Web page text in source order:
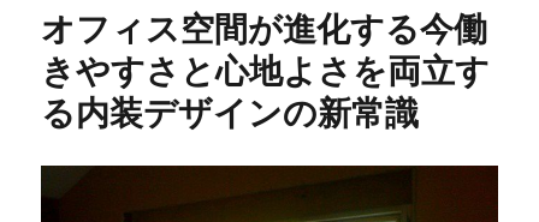
ー
オフィス空間が進化する今働
きやすさと心地よさを両立す
る内装デザインの新常識